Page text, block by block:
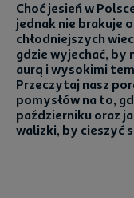
Choć jesień w
jednak nie brakuje
chłodniejszych
gdzie wyjechać, by
aurą i wysokimi
Przeczytaj nasz
pomysłów na to,
październiku oraz
walizki, by cieszyć